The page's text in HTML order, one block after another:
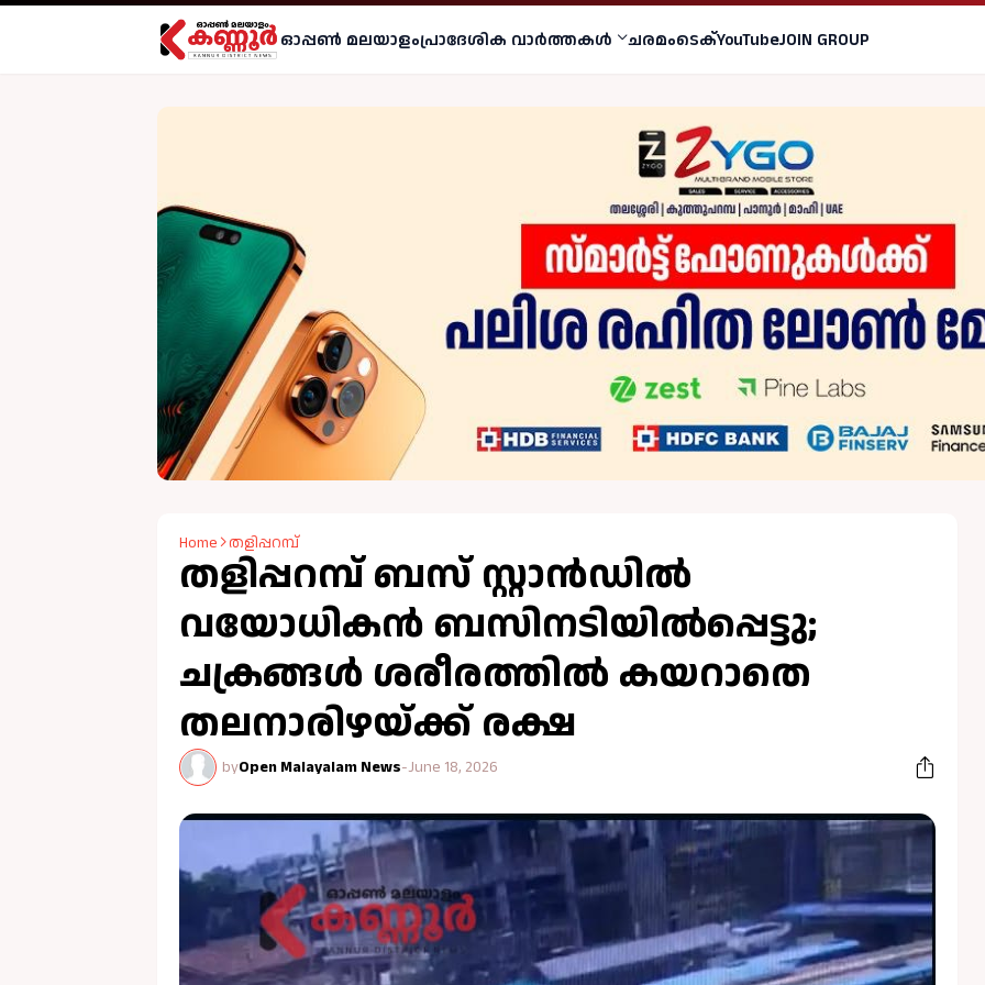
ഓപ്പണ്‍ മലയാളംപ്രാദേശിക വാര്‍ത്തകള്‍ ചരമംടെക്YouTubeJOIN GROUP
Home തളിപ്പറമ്പ്
തളിപ്പറമ്പ് ബസ് സ്റ്റാൻഡില്‍
വയോധികൻ ബസിനടിയില്‍പ്പെട്ടു;
ചക്രങ്ങള്‍ ശരീരത്തില്‍ കയറാതെ
തലനാരിഴയ്ക്ക് രക്ഷ
byOpen Malayalam News-June 18, 2026